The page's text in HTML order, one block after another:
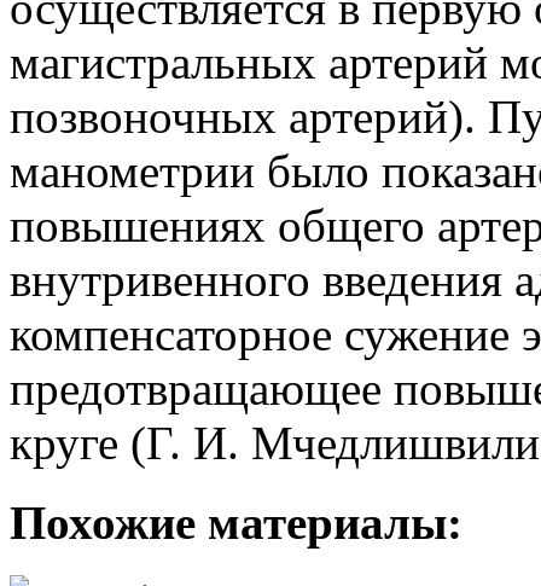
магистральных артерий
позвоночных артерий).
манометрии было
повышениях общего
внутривенного введения
компенсаторное сужение
предотвращающее
круге (Г. И.
Похожие материалы: